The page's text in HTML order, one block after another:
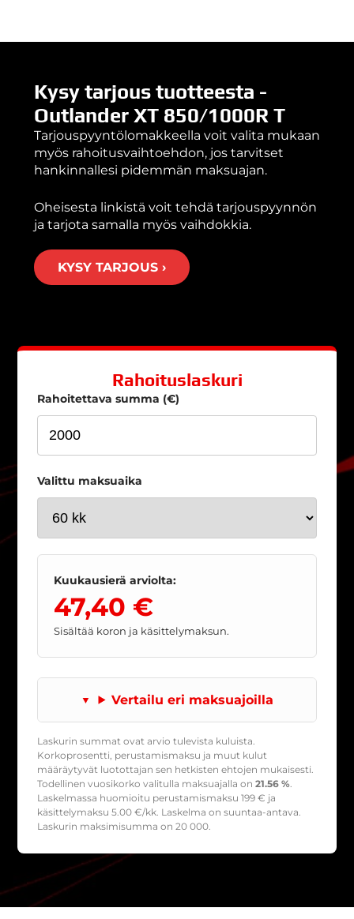
Kysy tarjous tuotteesta -
Outlander XT 850/1000R T
Tarjouspyyntölomakkeella voit valita mukaan
myös rahoitusvaihtoehdon, jos tarvitset
hankinnallesi pidemmän maksuajan.
Oheisesta linkistä voit tehdä tarjouspyynnön
ja tarjota samalla myös vaihdokkia.
KYSY TARJOUS ›
Rahoituslaskuri
Rahoitettava summa (€)
Valittu maksuaika
Kuukausierä arviolta:
47,40 €
Sisältää koron ja käsittelymaksun.
Vertailu eri maksuajoilla
Laskurin summat ovat arvio tulevista kuluista.
Korkoprosentti, perustamismaksu ja muut kulut
määräytyvät luotottajan sen hetkisten ehtojen mukaisesti.
Todellinen vuosikorko valitulla maksuajalla on21.56 %.
Laskelmassa huomioitu perustamismaksu199 € ja
käsittelymaksu5.00 €/kk. Laskelma on suuntaa-antava.
Laskurin maksimisumma on 20 000.